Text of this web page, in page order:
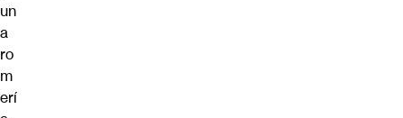
un
a
ro
m
erí